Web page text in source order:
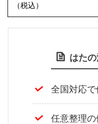
（税込）
はた
全国対応
任意整理